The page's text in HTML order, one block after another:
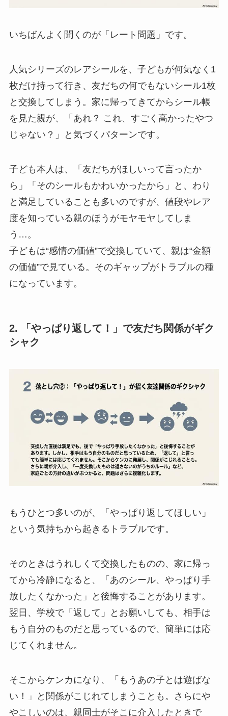
いちばんよく聞くのが「レート問題」です。
人気シリーズのレアシールを、子どもが何気なく1
枚だけ持って行き、友だちの何でもないシール1枚
と交換してしまう。家に帰ってきてからシール帳
を見た親が、「あれ？ これ、すごく高かったやつ
じゃない？」と気づくパターンです。
子ども本人は、「友だちがほしいって言ったか
ら」「そのシールもかわいかったから」と、わり
と満足していることも多いのですが、値段やレア
度を知っている親のほうがモヤモヤしてしま
う…。
子どもは“感情の価値”で交換していて、親は“金額
の価値”で見ている。そのギャップがトラブルの種
になっています。
2. 「やっぱり返して！」で友だち関係がギク
シャク
もうひとつ多いのが、「やっぱり返してほしい」
という気持ちから起きるトラブルです。
そのときはうれしくて交換したものの、家に帰っ
てから冷静になると、「あのシール、やっぱり手
放したくなかった」と後悔することがあります。
翌日、学校で「返して」とお願いしても、相手は
もう自分のものだと思っているので、簡単には応
じてくれません。
そこからケンカになり、「もうあの子とは遊ばな
い！」と関係がこじれてしまうことも。さらにや
やこしいのは、親同士がそこに介入したときで